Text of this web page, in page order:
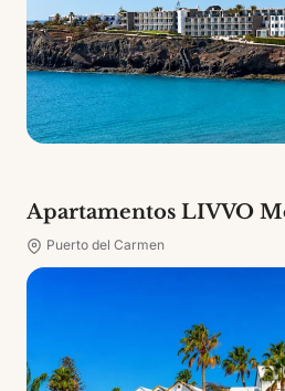
Apartamentos LIVVO
Puerto del Carmen